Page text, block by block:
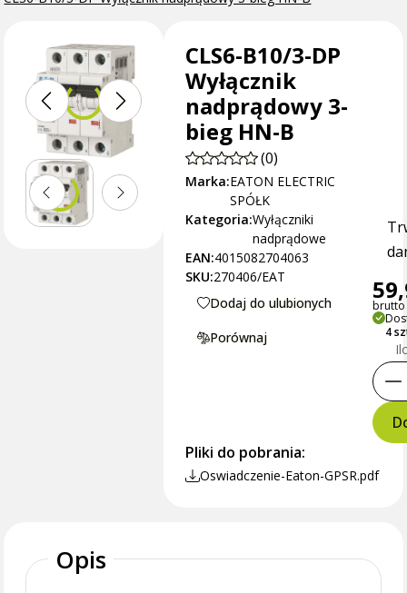
CLS6-B10/3-DP
Wyłącznik
nadprądowy 3-
bieg HN-B
(0)
Marka:EATON ELECTRIC
SPÓŁK
Kategoria:Wyłączniki
nadprądowe
EAN:4015082704063
SKU:270406/EAT
Dodaj do ulubionych
Porównaj
brutto
4
Pliki do pobrania:
Oswiadczenie-Eaton-GPSR.pdf
Opis